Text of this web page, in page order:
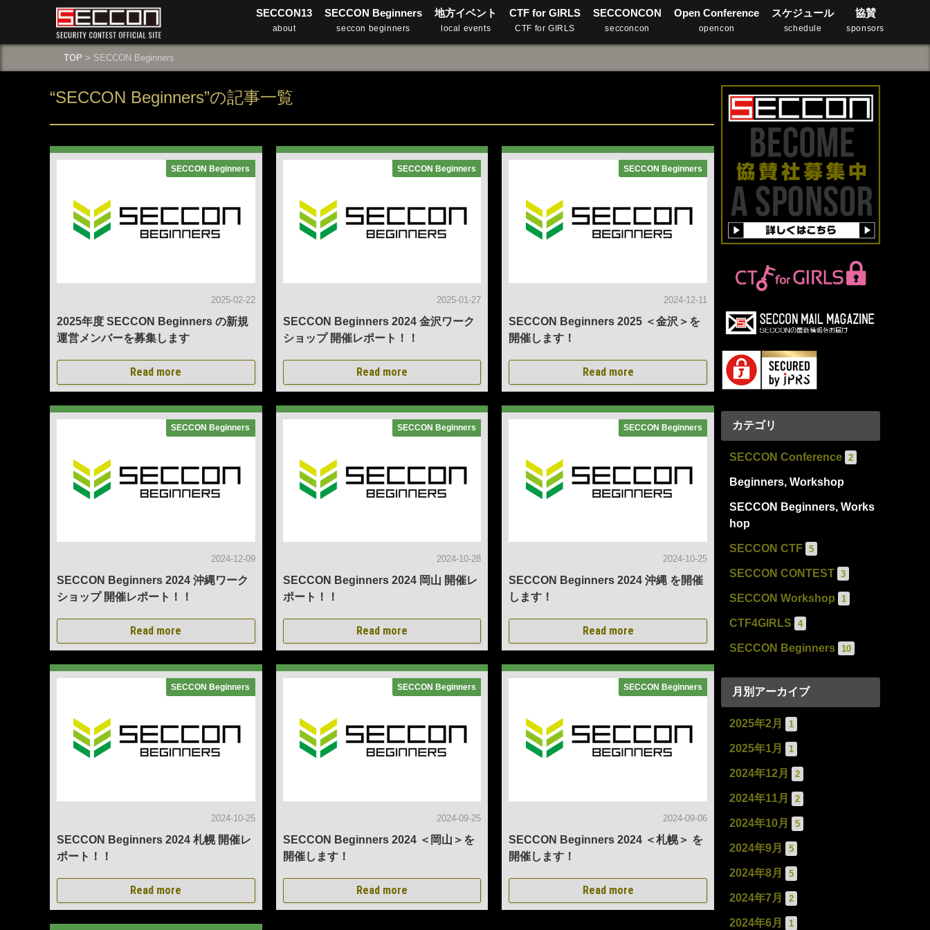
協賛
sponsors
スケジュール
schedule
Open Conference
opencon
SECCONCON
secconcon
CTF for GIRLS
CTF for GIRLS
地方イベント
local events
SECCON Beginners
seccon beginners
SECCON13
about
TOP > SECCON Beginners
“SECCON Beginners”の記事一覧
SECCON Beginners
2025-02-22
2025年度 SECCON Beginners の新規
運営メンバーを募集します
Read more
SECCON Beginners
2025-01-27
SECCON Beginners 2024 金沢ワーク
ショップ 開催レポート！！
Read more
SECCON Beginners
2024-12-11
SECCON Beginners 2025 ＜金沢＞を
開催します！
Read more
SECCON Beginners
2024-12-09
SECCON Beginners 2024 沖縄ワーク
ショップ 開催レポート！！
Read more
SECCON Beginners
2024-10-28
SECCON Beginners 2024 岡山 開催レ
ポート！！
Read more
SECCON Beginners
2024-10-25
SECCON Beginners 2024 沖縄 を開催
します！
Read more
SECCON Beginners
2024-10-25
SECCON Beginners 2024 札幌 開催レ
ポート！！
Read more
SECCON Beginners
2024-09-25
SECCON Beginners 2024 ＜岡山＞を
開催します！
Read more
SECCON Beginners
2024-09-06
SECCON Beginners 2024 ＜札幌＞ を
開催します！
Read more
カテゴリ
SECCON Conference 2
Beginners, Workshop
SECCON Beginners, Works
hop
SECCON CTF 5
SECCON CONTEST 3
SECCON Workshop 1
CTF4GIRLS 4
SECCON Beginners 10
月別アーカイブ
2025年2月 1
2025年1月 1
2024年12月 2
2024年11月 2
2024年10月 5
2024年9月 5
2024年8月 5
2024年7月 2
2024年6月 1